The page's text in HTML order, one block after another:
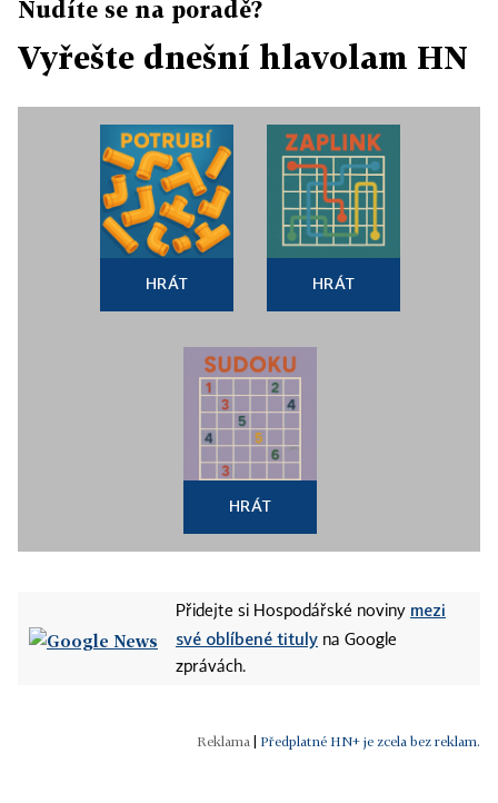
Nudíte se na poradě?
Vyřešte dnešní hlavolam HN
HRÁT HRÁT
HRÁT
Přidejte si Hospodářské noviny mezi
své oblíbené tituly na Google
zprávách.
Předplatné HN+ je zcela bez reklam.